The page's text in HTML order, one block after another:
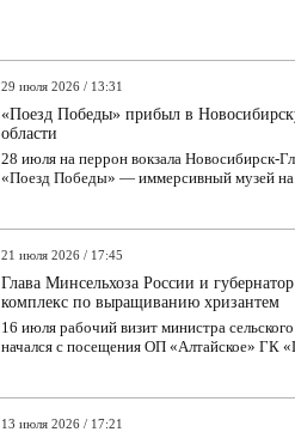
29 июля 2026 / 13:31
«Поезд Победы» прибыл в
области
28 июля на перрон вокзала Новосибирск-
«Поезд Победы» — иммерсивный музей на
21 июля 2026 / 17:45
Глава Минсельхоза России и
комплекс по выращиванию хризантем
16 июля рабочий визит министра
начался с посещения ОП «Алтайское» ГК
13 июля 2026 / 17:21